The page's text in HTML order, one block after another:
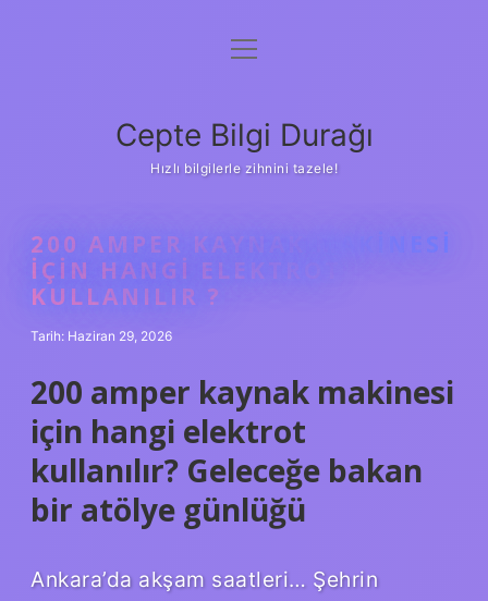
Anasayfa
Yasal Uyarı
menüyü
Cepte Bilgi Durağı
Hızlı bilgilerle zihnini tazele!
200 AMPER KAYNAK MAKINESI
IÇIN HANGI ELEKTROT
KULLANILIR ?
Tarih: Haziran 29, 2026
200 amper kaynak makinesi
için hangi elektrot
kullanılır? Geleceğe bakan
bir atölye günlüğü
Ankara’da akşam saatleri… Şehrin